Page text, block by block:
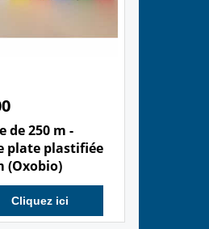
de 250 m -
plate plastifiée
(Oxobio)
Cliquez ici